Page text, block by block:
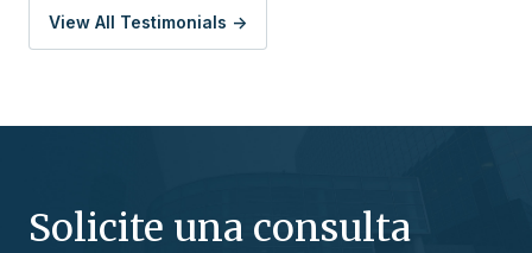
View All Testimonials ->
Solicite una consulta